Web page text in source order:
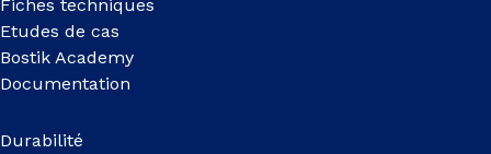
Fiches techniques
Etudes de cas
Bostik Academy
Documentation
Durabilité